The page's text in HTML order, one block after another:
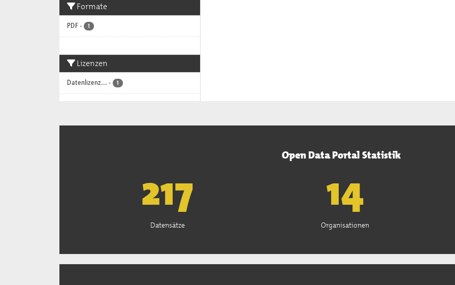
Formate
PDF - 1
Lizenzen
Datenlizenz... - 1
Open Data Portal Statistik
221
Datensätze
15
Organisationen